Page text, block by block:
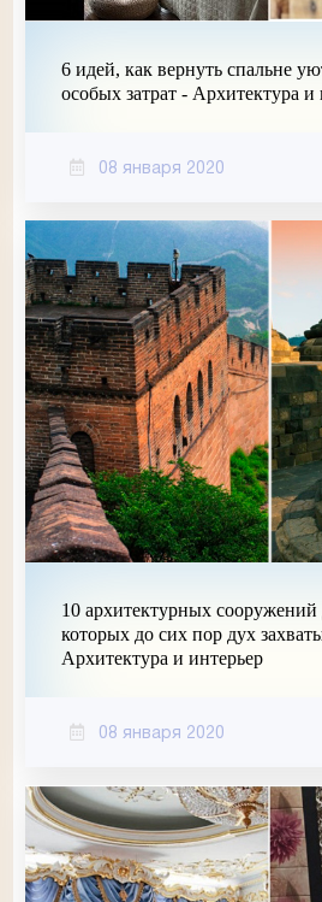
6 идей, как вернуть спальне
особых затрат - Архитектура и
08 января 2020
10 архитектурных сооружений
которых до сих пор дух
Архитектура и интерьер
08 января 2020